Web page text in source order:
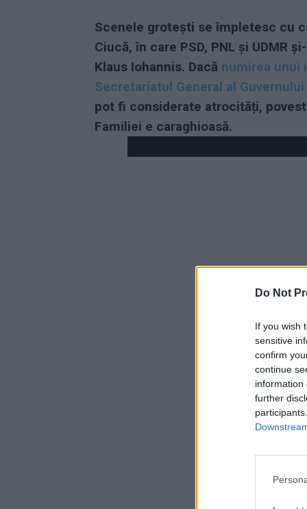
Do Not
If you wish
sensitive
confirm
continue
information
further
Scenele grotești se împletesc cu
Ciucă, în care PSD, PNL și UDMR
Klaus Iohannis. Dacă numirea unui
Secretariatul General al Guvernului
pot fi considerate atrocități,
Familiei e caraghioasă.